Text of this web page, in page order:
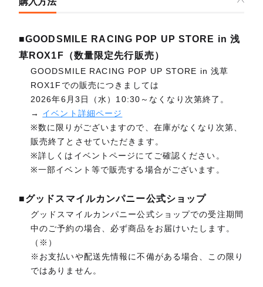
■GOODSMILE RACING POP UP STORE in 浅
草ROX1F（数量限定先行販売）
GOODSMILE RACING POP UP STORE in 浅草
ROX1Fでの販売につきましては
2026年6月3日（水）10:30～なくなり次第終了。
→ イベント詳細ページ
※数に限りがございますので、在庫がなくなり次第、
販売終了とさせていただきます。
※詳しくはイベントページにてご確認ください。
※一部イベント等で販売する場合がございます。
■グッドスマイルカンパニー公式ショップ
グッドスマイルカンパニー公式ショップでの受注期間
中のご予約の場合、必ず商品をお届けいたします。
（※）
※お支払いや配送先情報に不備がある場合、この限り
ではありません。